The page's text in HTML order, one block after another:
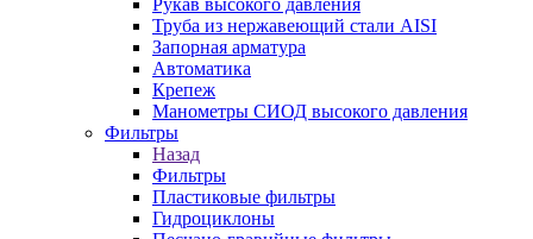
Рукав высокого давления
Труба из нержавеющий стали AISI
Запорная арматура
Автоматика
Крепеж
Манометры СИОД высокого давления
Фильтры
Назад
Фильтры
Пластиковые фильтры
Гидроциклоны